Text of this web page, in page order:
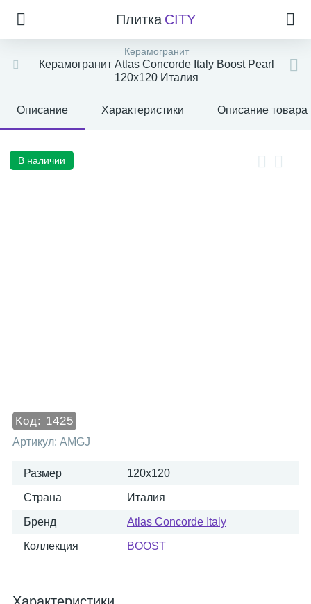
Плитка CITY
Керамогранит
Керамогранит Atlas Concorde Italy Boost Pearl
120x120 Италия
Описание Характеристики Описание товара
В наличии
Код: 1425
Артикул: AMGJ
Размер 120x120
Страна Италия
Бренд Atlas Concorde Italy
Коллекция BOOST